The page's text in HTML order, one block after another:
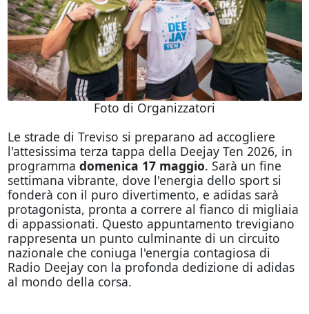
Foto di Organizzatori
Le strade di Treviso si preparano ad accogliere
l'attesissima terza tappa della Deejay Ten 2026, in
programma domenica 17 maggio. Sarà un fine
settimana vibrante, dove l'energia dello sport si
fonderà con il puro divertimento, e adidas sarà
protagonista, pronta a correre al fianco di migliaia
di appassionati. Questo appuntamento trevigiano
rappresenta un punto culminante di un circuito
nazionale che coniuga l'energia contagiosa di
Radio Deejay con la profonda dedizione di adidas
al mondo della corsa.